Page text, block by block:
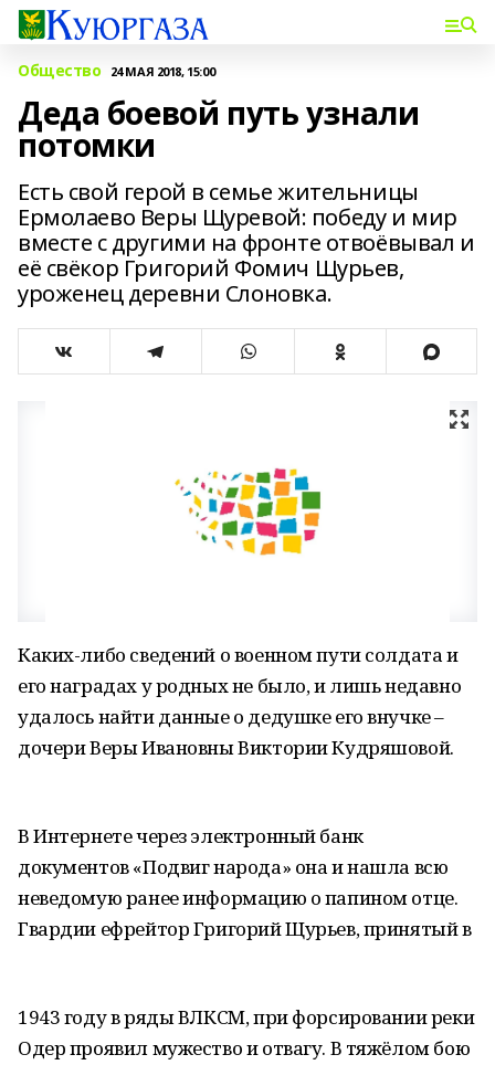
Общество 24 МАЯ 2018, 15:00
Деда боевой путь узнали
потомки
Есть свой герой в семье жительницы
Ермолаево Веры Щуревой: победу и мир
вместе с другими на фронте отвоёвывал и
её свёкор Григорий Фомич Щурьев,
уроженец деревни Слоновка.
Каких-либо сведений о военном пути солдата и
его наградах у родных не было, и лишь недавно
удалось найти данные о дедушке его внучке –
дочери Веры Ивановны Виктории Кудряшовой.
В Интернете через электронный банк
документов «Подвиг народа» она и нашла всю
неведомую ранее информацию о папином отце.
Гвардии ефрейтор Григорий Щурьев, принятый в
1943 году в ряды ВЛКСМ, при форсировании реки
Одер проявил мужество и отвагу. В тяжёлом бою